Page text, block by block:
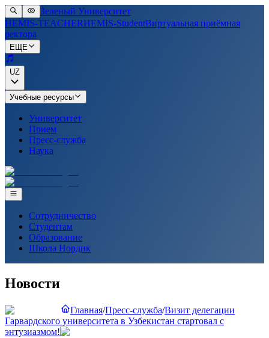
Зеленый Университет
HEMIS-TEACHERHEMIS-StudentВиртуальная приёмная
ректора
ЕЩЕ
UZ
Учебные ресурсы
Университет
Прием
Пресс-служба
Наука
Сотрудничество
Студентам
Образование
Школа Нордик
Новости
Главная/Пресс-служба/Визит делегации
Гарвардского университета в Узбекистан стартовал с
энтузиазмом!